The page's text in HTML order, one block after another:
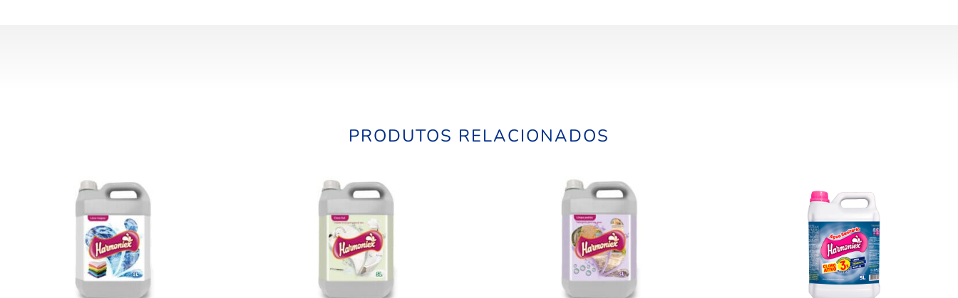
PRODUTOS RELACIONADOS